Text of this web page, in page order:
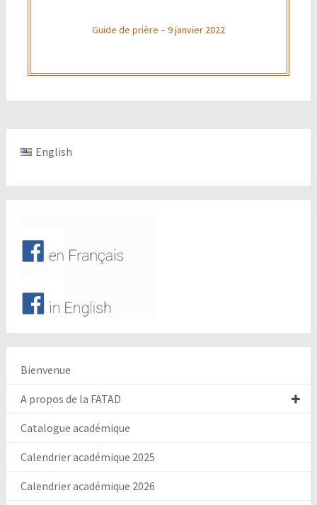
Guide de prière – 9 janvier 2022
English
Bienvenue
A propos de la FATAD
Catalogue académique
Calendrier académique 2025
Calendrier académique 2026